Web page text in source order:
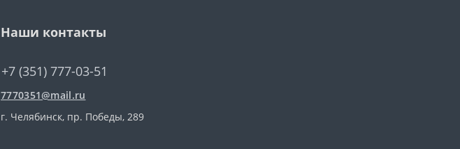
Наши контакты
+7 (351) 777-03-51
7770351@mail.ru
г. Челябинск, пр. Победы, 289